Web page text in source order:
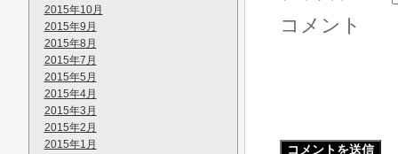
2015年10月
2015年9月
2015年8月
2015年7月
2015年5月
2015年4月
2015年3月
2015年2月
2015年1月
コメント